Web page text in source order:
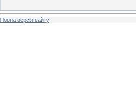
Повна версія сайту